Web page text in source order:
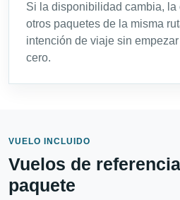
Si la disponibilidad cambia, la
otros paquetes de la misma
intención de viaje sin
cero.
VUELO INCLUIDO
Vuelos de
paquete